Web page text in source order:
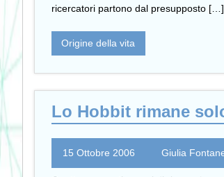
ricercatori partono dal presupposto […]
Origine della vita
Lo Hobbit rimane
15 Ottobre 2006 Giulia